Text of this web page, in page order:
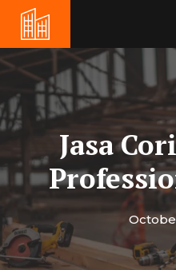
content
Jasa